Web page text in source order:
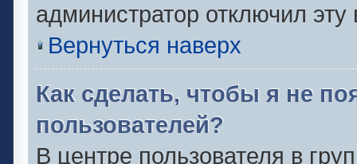
администратор отключил эту
Вернуться наверх
Как сделать, чтобы я не
пользователей?
В центре пользователя в